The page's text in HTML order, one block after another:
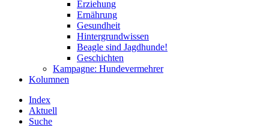
Erziehung
Ernährung
Gesundheit
Hintergrundwissen
Beagle sind Jagdhunde!
Geschichten
Kampagne: Hundevermehrer
Kolumnen
Index
Aktuell
Suche